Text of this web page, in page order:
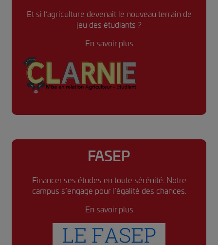
Et si l’agriculture devenait le nouveau terrain de
jeu des étudiants ?
En savoir plus
FASEP
Financer ses études en toute sérénité. Notre
campus s’engage pour l’égalité des chances.
En savoir plus